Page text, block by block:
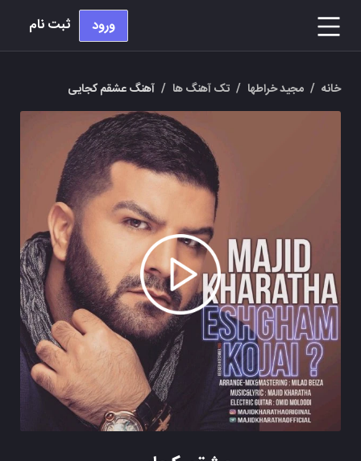
ورود ثبت نام
خانه / مجید خراطها / تک آهنگ ها / آهنگ عشقم کجایی